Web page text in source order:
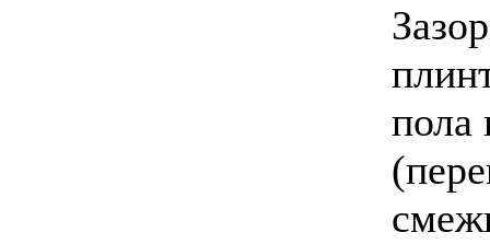
пола